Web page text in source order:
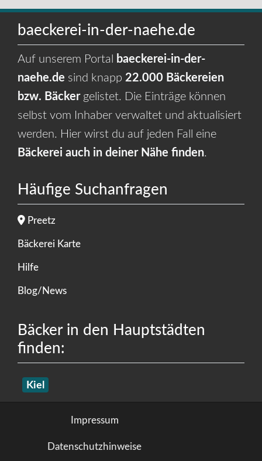
baeckerei-in-der-naehe.de
Auf unserem Portal
baeckerei-in-der-
naehe.de sind knapp 22.000 Bäckereien
bzw. Bäckergelistet. Die Einträge können
selbst vom Inhaber verwaltet und aktualisiert
werden. Hier wirst du auf jeden Fall eine
Bäckerei auch in deiner Nähe finden.
Häufige Suchanfragen
Preetz
Bäckerei Karte
Hilfe
Blog/News
Bäcker in den Hauptstädten
finden:
Kiel
Impressum
Datenschutzhinweise